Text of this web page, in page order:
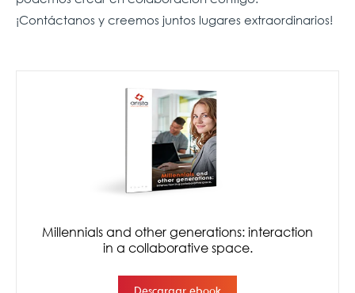
¡Contáctanos y creemos juntos lugares extraordinarios!